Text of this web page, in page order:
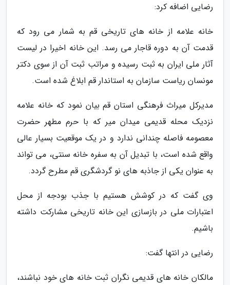
رضایی اضافه کرد:
خانه علامه از خانه های تاریخی قم به شمار می رود که
قدمت آن به دوره قاجار می رسد. این خانه اخیرا در لیست
آثار ملی ایران به ثبت رسیده و مراتب ثبت آن از سوی دکتر
مونسان ریاست سازمان به استاندار قم ابلاغ شده است.
مدیرکل میراث فرهنگی استان قم بیان نمود که خانه علامه
نزدیک محله قدیمی میدان میر که با حرم مطهر حضرت
معصومه فاصله چندانی ندارد و در یک موقعیت بسیار عالی
واقع شده است، با تبدیل آن به سفره خانه سنتی، می تواند
به عنوان یکی از جاذبه های نو گردشگری قم مطرح گردد.
وی گفت که در کوشش هستیم با جذب بودجه از محل
اعتبارات ملی در بازسازی این خانه تاریخی مشارکت داشته
باشیم.
رضایی در انتها گفت:
مالکان خانه های قدیمی نگران ثبت خانه های خود نباشند،